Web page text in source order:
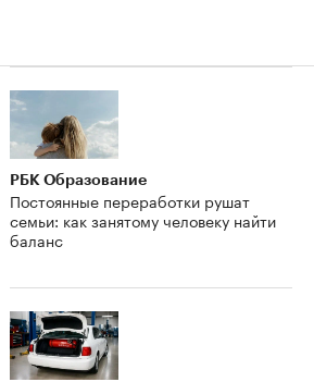
РБК Образование
Постоянные переработки рушат
семьи: как занятому человеку найти
баланс